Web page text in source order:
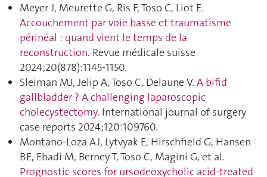
Meyer J, Meurette G, Ris F, Toso C, Liot E.
Accouchement par voie basse et traumatisme
périnéal : quand vient le temps de la
reconstruction. Revue médicale suisse
2024;20(878):1145‑1150.
Sleiman MJ, Jelip A, Toso C, Delaune V. A bifid
gallbladder ? A challenging laparoscopic
cholecystectomy. International journal of surgery
case reports 2024;120:109760.
Montano-Loza AJ, Lytvyak E, Hirschfield G, Hansen
BE, Ebadi M, Berney T, Toso C, Magini G, et al.
Prognostic scores for ursodeoxycholic acid-treated